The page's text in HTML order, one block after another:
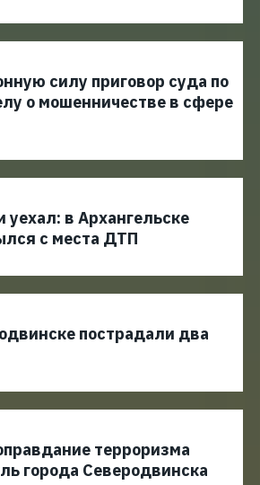
силу приговор суда по
о мошенничестве в сфере
уехал: в Архангельске
с места ДТП
пострадали два
терроризма
города Северодвинска